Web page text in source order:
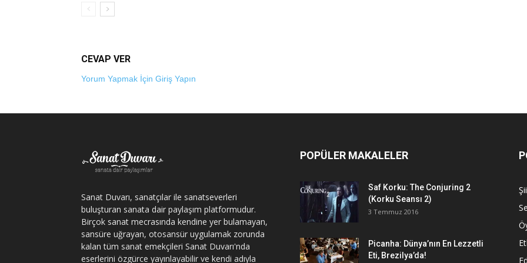
CEVAP VER
Yorum Yapmak İçin Giriş Yapın
Sanat Duvarı, sanatçılar ile sanatseverleri
buluşturan sanata dair paylaşım platformudur.
Birçok sanat mecrasında kendine yer bulamayan,
sansüre uğrayan, otosansür uygulamak zorunda
kalan tüm sanat emekçileri Sanat Duvarı'nda
eserlerini özgürce yayınlayabilir ve kendi adıyla
POPÜLER MAKALELER
Saf Korku: The Conjuring 2
(Korku Seansı 2)
3 Temmuz 2016
Picanha: Dünya’nın En Lezzetli
Eti, Brezilya’da!